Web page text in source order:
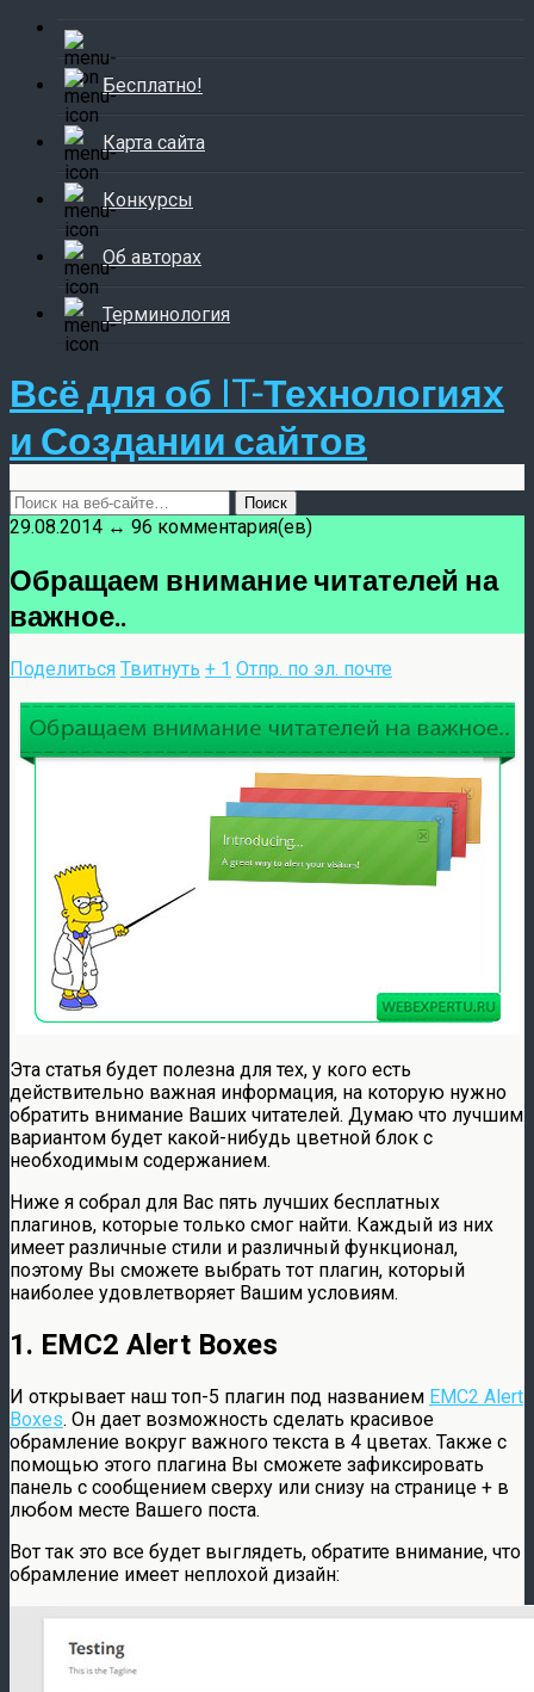
Бесплатно!
Карта сайта
Конкурсы
Об авторах
Терминология
Всё для об IT-Технологиях
и Создании сайтов
29.08.2014 ↔ 96 комментария(ев)
Обращаем внимание читателей на
важное..
Поделиться Твитнуть + 1 Отпр. по эл. почте
Эта статья будет полезна для тех, у кого есть
действительно важная информация, на которую нужно
обратить внимание Ваших читателей. Думаю что лучшим
вариантом будет какой-нибудь цветной блок с
необходимым содержанием.
Ниже я собрал для Вас пять лучших бесплатных
плагинов, которые только смог найти. Каждый из них
имеет различные стили и различный функционал,
поэтому Вы сможете выбрать тот плагин, который
наиболее удовлетворяет Вашим условиям.
1. EMC2 Alert Boxes
И открывает наш топ-5 плагин под названием EMC2 Alert
Boxes. Он дает возможность сделать красивое
обрамление вокруг важного текста в 4 цветах. Также с
помощью этого плагина Вы сможете зафиксировать
панель с сообщением сверху или снизу на странице + в
любом месте Вашего поста.
Вот так это все будет выглядеть, обратите внимание, что
обрамление имеет неплохой дизайн: